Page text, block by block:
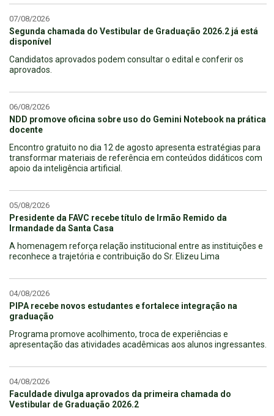
07/08/2026
Segunda chamada do Vestibular de Graduação 2026.2 já está
disponível
Candidatos aprovados podem consultar o edital e conferir os
aprovados.
06/08/2026
NDD promove oficina sobre uso do Gemini Notebook na prática
docente
Encontro gratuito no dia 12 de agosto apresenta estratégias para
transformar materiais de referência em conteúdos didáticos com
apoio da inteligência artificial.
05/08/2026
Presidente da FAVC recebe título de Irmão Remido da
Irmandade da Santa Casa
A homenagem reforça relação institucional entre as instituições e
reconhece a trajetória e contribuição do Sr. Elizeu Lima
04/08/2026
PIPA recebe novos estudantes e fortalece integração na
graduação
Programa promove acolhimento, troca de experiências e
apresentação das atividades acadêmicas aos alunos ingressantes.
04/08/2026
Faculdade divulga aprovados da primeira chamada do
Vestibular de Graduação 2026.2